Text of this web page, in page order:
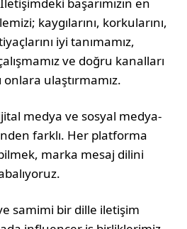
kaygılarını, korkularını,
iyi tanımamız,
ve doğru kanalları
onlara ulaş­tırmamız.
medya ve sosyal medya­
farklı. Her platforma
marka mesaj dilini
samimi bir dille iletişim